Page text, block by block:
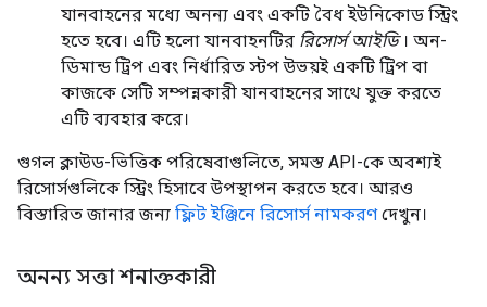
যানবাহনের মধ্যে অনন্য এবং একটি বৈধ ইউনিকোড স্ট্রিং
হতে হবে। এটি হলো যানবাহনটির রিসোর্স আইডি। অন-
ডিমান্ড ট্রিপ এবং নির্ধারিত স্টপ উভয়ই একটি ট্রিপ বা
কাজকে সেটি সম্পন্নকারী যানবাহনের সাথে যুক্ত করতে
এটি ব্যবহার করে।
গুগল ক্লাউড-ভিত্তিক পরিষেবাগুলিতে, সমস্ত API-কে অবশ্যই
রিসোর্সগুলিকে স্ট্রিং হিসাবে উপস্থাপন করতে হবে। আরও
বিস্তারিত জানার জন্য ফ্লিট ইঞ্জিনে রিসোর্স নামকরণদেখুন।
অনন্য সত্তা শনাক্তকারী